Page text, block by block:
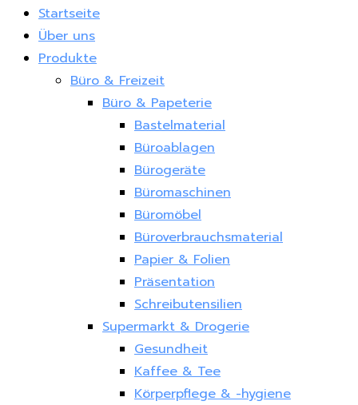
Startseite
Über uns
Produkte
Büro & Freizeit
Büro & Papeterie
Bastelmaterial
Büroablagen
Bürogeräte
Büromaschinen
Büromöbel
Büroverbrauchsmaterial
Papier & Folien
Präsentation
Schreibutensilien
Supermarkt & Drogerie
Gesundheit
Kaffee & Tee
Körperpflege & -hygiene